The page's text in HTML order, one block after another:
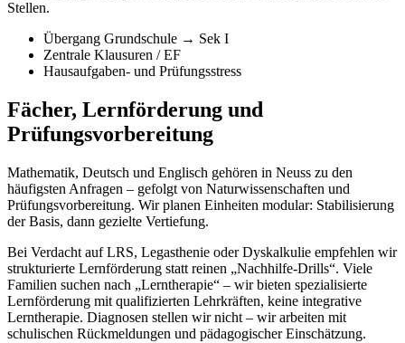
Stellen.
Übergang Grundschule → Sek I
Zentrale Klausuren / EF
Hausaufgaben- und Prüfungsstress
Fächer, Lernförderung und
Prüfungsvorbereitung
Mathematik, Deutsch und Englisch gehören in Neuss zu den
häufigsten Anfragen – gefolgt von Naturwissenschaften und
Prüfungsvorbereitung. Wir planen Einheiten modular: Stabilisierung
der Basis, dann gezielte Vertiefung.
Bei Verdacht auf LRS, Legasthenie oder Dyskalkulie empfehlen wir
strukturierte Lernförderung statt reinen „Nachhilfe-Drills“. Viele
Familien suchen nach „Lerntherapie“ – wir bieten spezialisierte
Lernförderung mit qualifizierten Lehrkräften, keine integrative
Lerntherapie. Diagnosen stellen wir nicht – wir arbeiten mit
schulischen Rückmeldungen und pädagogischer Einschätzung.